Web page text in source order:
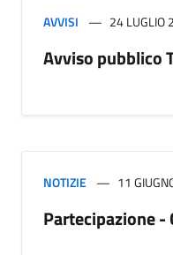
AVVISI 24 LUGLIO
Avviso pubblico
NOTIZIE 11
Partecipazione